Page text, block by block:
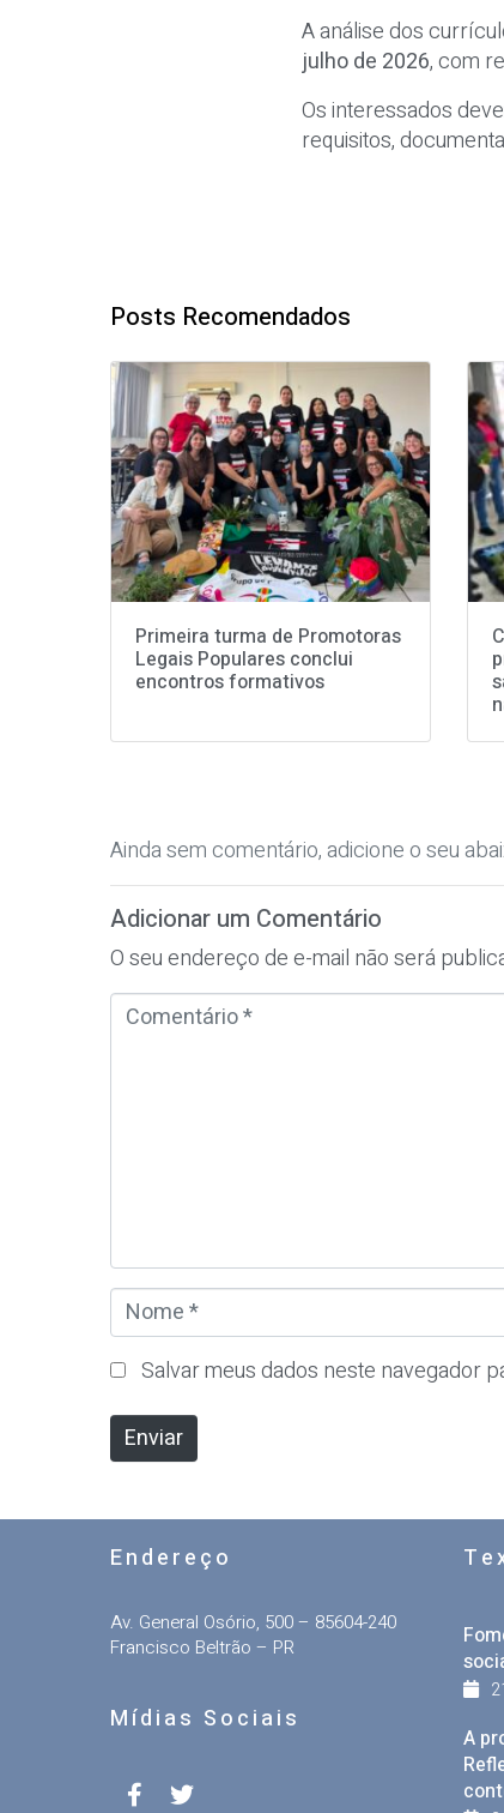
A análise dos
julho de 2026, com
Os interessados
requisitos,
Posts Recomendados
Primeira turma de Promotoras
Legais Populares conclui
encontros formativos
Ainda sem comentário, adicione o seu
Adicionar um Comentário
O seu endereço de e-mail não será
C
o
N
o
m
*
Salvar meus dados neste navegador
Enviar
Endereço
Av. General Osório, 500 – 85604-240
Francisco Beltrão – PR
Mídias Sociais
A